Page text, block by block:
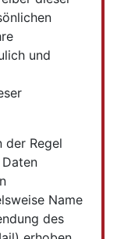
und
der Regel
Name
des